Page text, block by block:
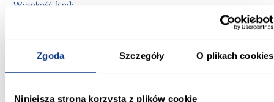
Zgoda Szczegóły O plikach cookies
Niniejsza strona korzysta z plików cookie
Wysokość [cm]:
biały/beton